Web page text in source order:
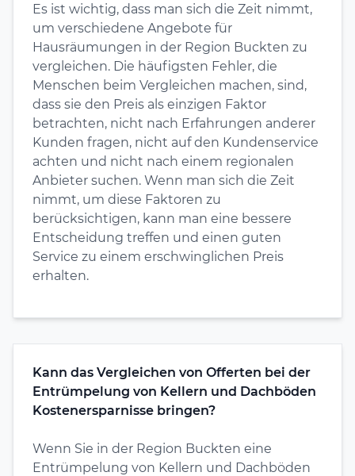
Es ist wichtig, dass man sich die Zeit nimmt,
um verschiedene Angebote für
Hausräumungen in der Region Buckten zu
vergleichen. Die häufigsten Fehler, die
Menschen beim Vergleichen machen, sind,
dass sie den Preis als einzigen Faktor
betrachten, nicht nach Erfahrungen anderer
Kunden fragen, nicht auf den Kundenservice
achten und nicht nach einem regionalen
Anbieter suchen. Wenn man sich die Zeit
nimmt, um diese Faktoren zu
berücksichtigen, kann man eine bessere
Entscheidung treffen und einen guten
Service zu einem erschwinglichen Preis
erhalten.
Kann das Vergleichen von Offerten bei der
Entrümpelung von Kellern und Dachböden
Kostenersparnisse bringen?
Wenn Sie in der Region Buckten eine
Entrümpelung von Kellern und Dachböden